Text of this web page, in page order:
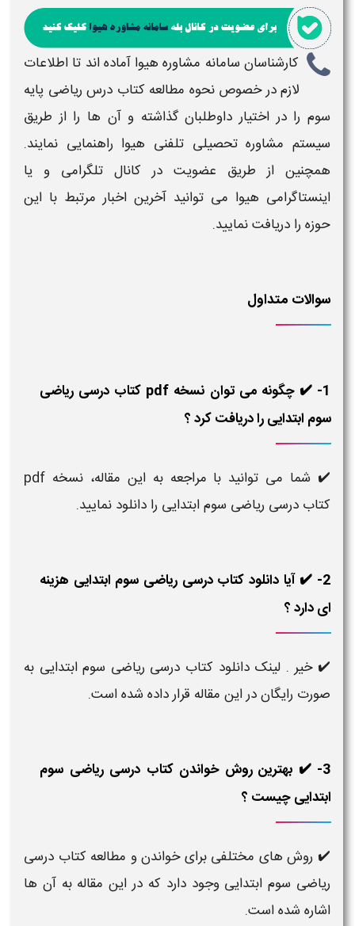
کارشناسان سامانه مشاوره هیوا آماده اند تا اطلاعات
لازم در خصوصنحوه مطالعه کتاب درس ریاضی پایه
سوم را در اختیار داوطلبان گذاشته و آن ها را از طریق
سیستم مشاوره تحصیلی تلفنی هیوا راهنمایی نمایند.
همچنین از طریق عضویت در کانال تلگرامی و یا
اینستاگرامی هیوا می توانید آخرین اخبار مرتبط با این
حوزه را دریافت نمایید.
سوالات متداول
1- ✔️ چگونه می توان نسخه pdf کتاب درسی ریاضی
سوم ابتدایی را دریافت کرد ؟
✔️ شما می توانید با مراجعه به این مقاله، نسخه pdf
کتاب درسی ریاضی سوم ابتدایی را دانلود نمایید.
2- ✔️ آیا دانلود کتاب درسی ریاضی سوم ابتدایی هزینه
ای دارد ؟
✔️ خیر . لینک دانلود کتاب درسی ریاضی سوم ابتدایی به
صورت رایگان در این مقاله قرار داده شده است.
3- ✔️ بهترین روش خواندن کتاب درسی ریاضی سوم
ابتدایی چیست ؟
✔️ روش های مختلفی برای خواندن و مطالعه کتاب درسی
ریاضی سوم ابتدایی وجود دارد که در این مقاله به آن ها
اشاره شده است.